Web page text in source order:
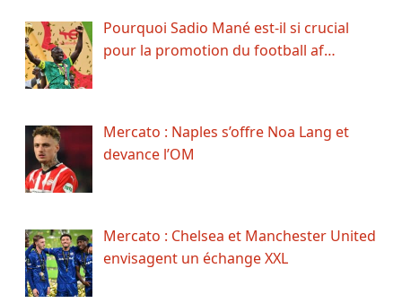
Pourquoi Sadio Mané est-il si crucial
pour la promotion du football af…
Mercato : Naples s’offre Noa Lang et
devance l’OM
Mercato : Chelsea et Manchester United
envisagent un échange XXL